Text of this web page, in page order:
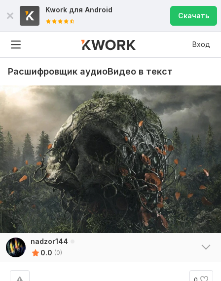
Kwork для Android
Скачать
Вход
Расшифровщик аудиоВидео в текст
nadzor144
0.0 (0)